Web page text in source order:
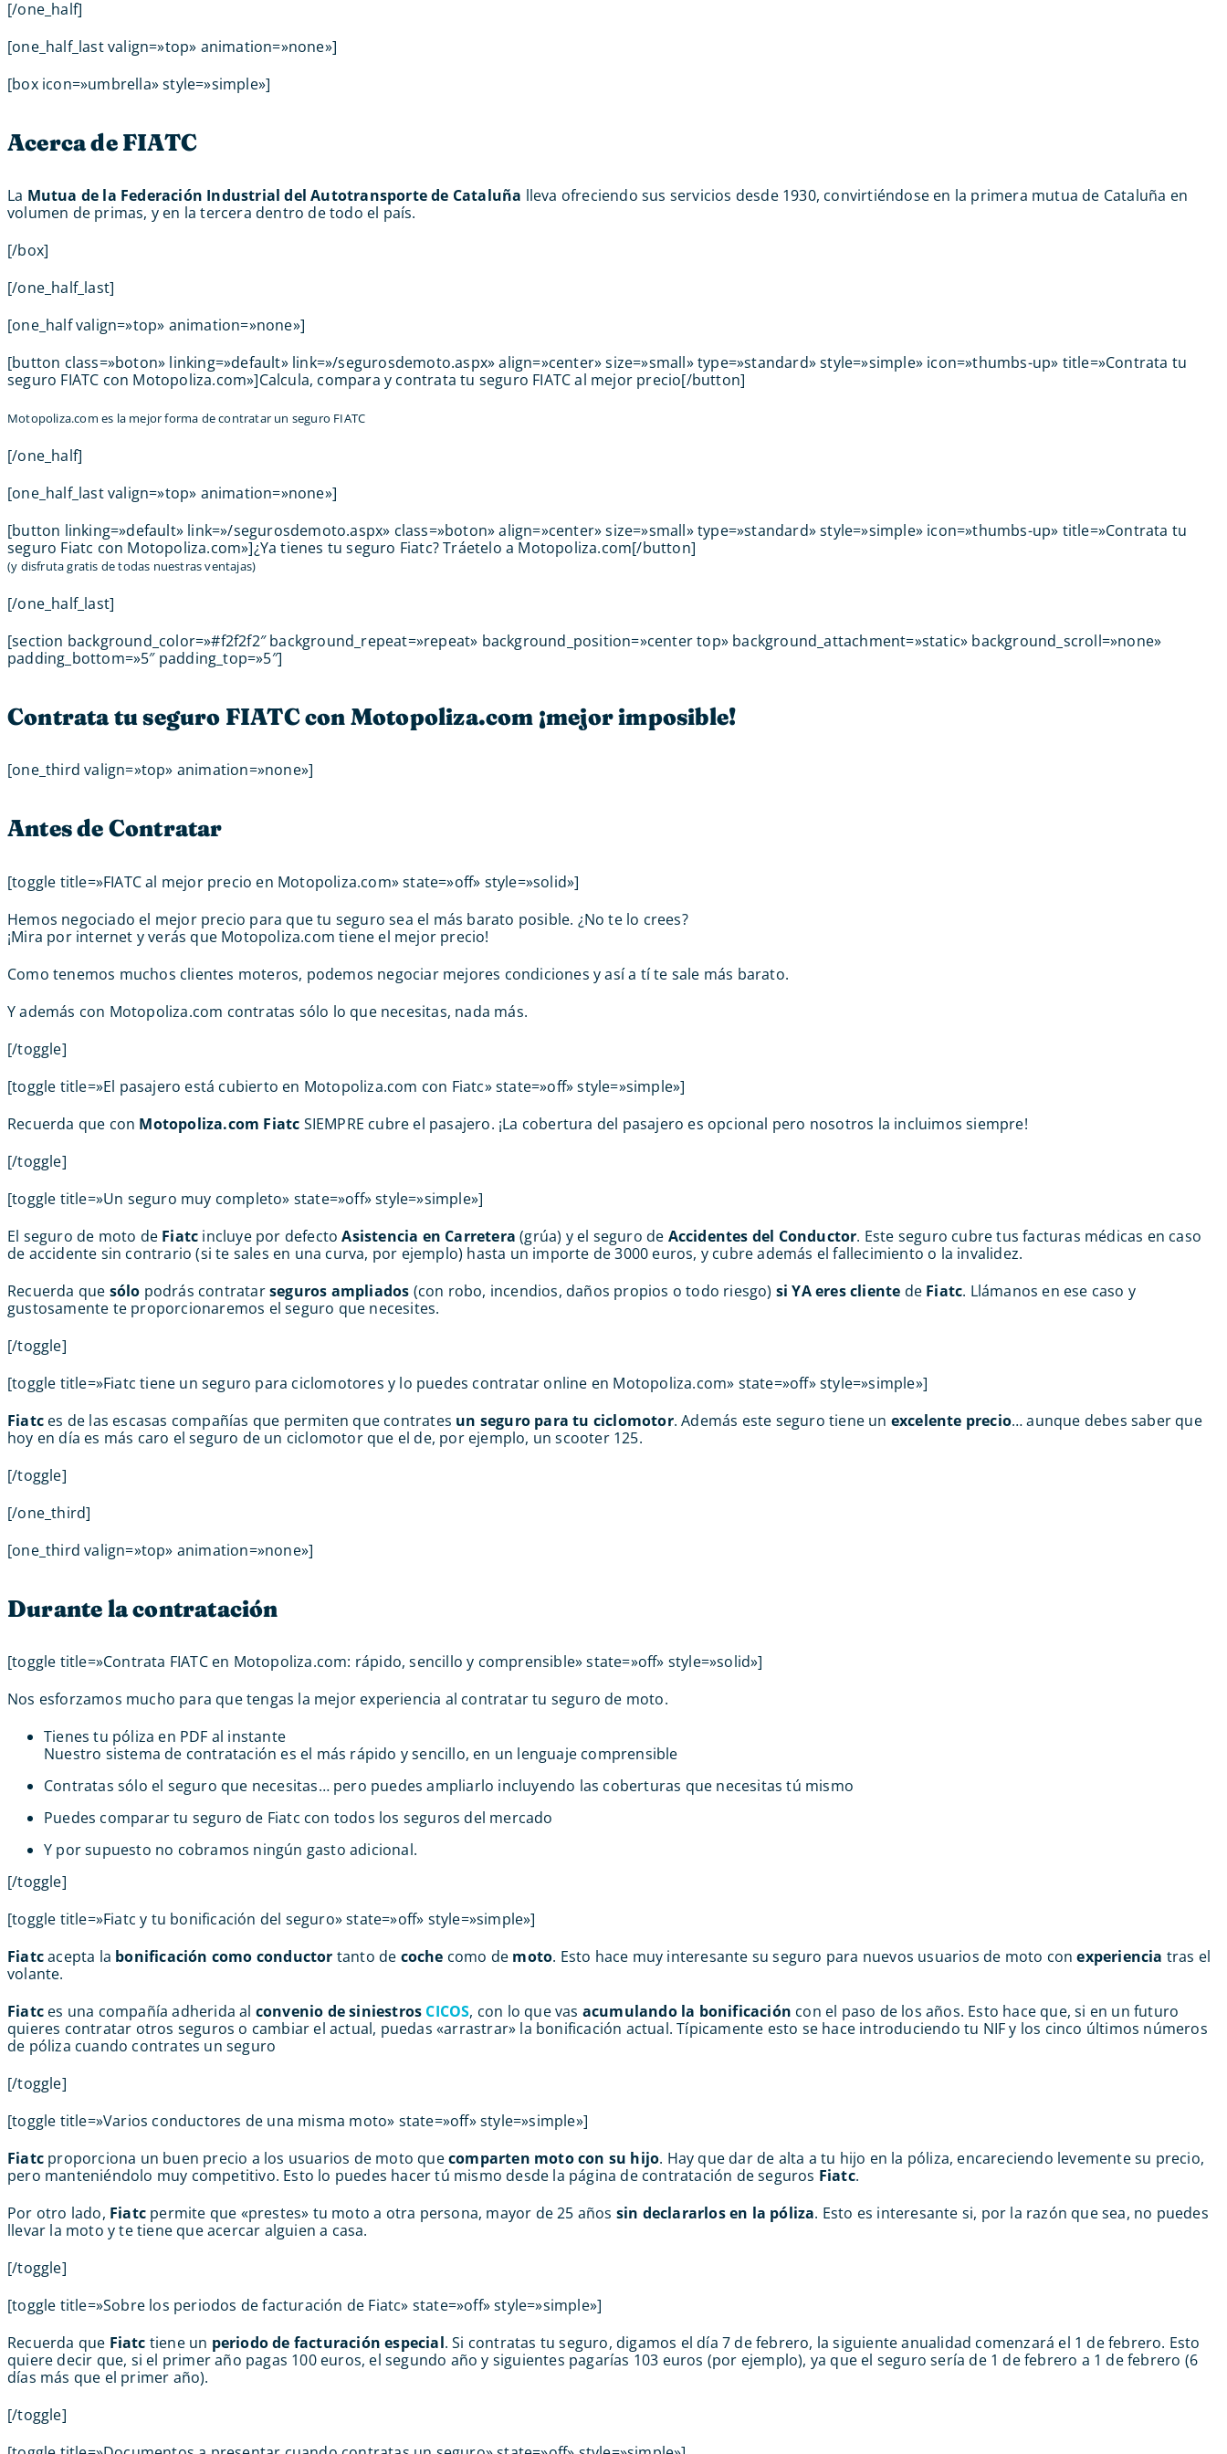
[/one_half]
[one_half_last valign=»top» animation=»none»]
[box icon=»umbrella» style=»simple»]
Acerca de FIATC
La Mutua de la Federación Industrial del Autotransporte de Cataluña lleva ofreciendo sus servicios desde 1930, convirtiéndose en la primera mutua de Cataluña en
volumen de primas, y en la tercera dentro de todo el país.
[/box]
[/one_half_last]
[one_half valign=»top» animation=»none»]
[button class=»boton» linking=»default» link=»/segurosdemoto.aspx» align=»center» size=»small» type=»standard» style=»simple» icon=»thumbs-up» title=»Contrata tu
seguro FIATC con Motopoliza.com»]Calcula, compara y contrata tu seguro FIATC al mejor precio[/button]
Motopoliza.com es la mejor forma de contratar un seguro FIATC
[/one_half]
[one_half_last valign=»top» animation=»none»]
[button linking=»default» link=»/segurosdemoto.aspx» class=»boton» align=»center» size=»small» type=»standard» style=»simple» icon=»thumbs-up» title=»Contrata tu
seguro Fiatc con Motopoliza.com»]¿Ya tienes tu seguro Fiatc? Tráetelo a Motopoliza.com[/button]
(y disfruta gratis de todas nuestras ventajas)
[/one_half_last]
[section background_color=»#f2f2f2″ background_repeat=»repeat» background_position=»center top» background_attachment=»static» background_scroll=»none»
padding_bottom=»5″ padding_top=»5″]
Contrata tu seguro FIATC con Motopoliza.com ¡mejor imposible!
[one_third valign=»top» animation=»none»]
Antes de Contratar
[toggle title=»FIATC al mejor precio en Motopoliza.com» state=»off» style=»solid»]
Hemos negociado el mejor precio para que tu seguro sea el más barato posible. ¿No te lo crees?
¡Mira por internet y verás que Motopoliza.com tiene el mejor precio!
Como tenemos muchos clientes moteros, podemos negociar mejores condiciones y así a tí te sale más barato.
Y además con Motopoliza.com contratas sólo lo que necesitas, nada más.
[/toggle]
[toggle title=»El pasajero está cubierto en Motopoliza.com con Fiatc» state=»off» style=»simple»]
Recuerda que con Motopoliza.com Fiatc SIEMPRE cubre el pasajero. ¡La cobertura del pasajero es opcional pero nosotros la incluimos siempre!
[/toggle]
[toggle title=»Un seguro muy completo» state=»off» style=»simple»]
El seguro de moto de Fiatc incluye por defectoAsistencia en Carretera (grúa) y el seguro de Accidentes del Conductor. Este seguro cubre tus facturas médicas en caso
de accidente sin contrario (si te sales en una curva, por ejemplo) hasta un importe de 3000 euros, y cubre además el fallecimiento o la invalidez.
Recuerda que sólo podrás contratarseguros ampliados (con robo, incendios, daños propios o todo riesgo) si YA eres cliente de Fiatc. Llámanos en ese caso y
gustosamente te proporcionaremos el seguro que necesites.
[/toggle]
[toggle title=»Fiatc tiene un seguro para ciclomotores y lo puedes contratar online en Motopoliza.com» state=»off» style=»simple»]
Fiatc es de las escasas compañías que permiten que contrates un seguro para tu ciclomotor. Además este seguro tiene un excelente precio… aunque debes saber que
hoy en día es más caro el seguro de un ciclomotor que el de, por ejemplo, un scooter 125.
[/toggle]
[/one_third]
[one_third valign=»top» animation=»none»]
Durante la contratación
[toggle title=»Contrata FIATC en Motopoliza.com: rápido, sencillo y comprensible» state=»off» style=»solid»]
Nos esforzamos mucho para que tengas la mejor experiencia al contratar tu seguro de moto.
Tienes tu póliza en PDF al instante
Nuestro sistema de contratación es el más rápido y sencillo, en un lenguaje comprensible
Contratas sólo el seguro que necesitas… pero puedes ampliarlo incluyendo las coberturas que necesitas tú mismo
Puedes comparar tu seguro de Fiatc con todos los seguros del mercado
Y por supuesto no cobramos ningún gasto adicional.
[/toggle]
[toggle title=»Fiatc y tu bonificación del seguro» state=»off» style=»simple»]
Fiatcacepta la bonificación como conductor tanto de coche como de moto. Esto hace muy interesante su seguro para nuevos usuarios de moto conexperiencia tras el
volante.
Fiatc es una compañía adherida al convenio de siniestros CICOS, con lo que vas acumulando la bonificación con el paso de los años. Esto hace que, si en un futuro
quieres contratar otros seguros o cambiar el actual, puedas «arrastrar» la bonificación actual. Típicamente esto se hace introduciendo tu NIF y los cinco últimos números
de póliza cuando contrates un seguro
[/toggle]
[toggle title=»Varios conductores de una misma moto» state=»off» style=»simple»]
Fiatc proporciona un buen precio a los usuarios de moto quecomparten moto con su hijo. Hay que dar de alta a tu hijo en la póliza, encareciendo levemente su precio,
pero manteniéndolo muy competitivo. Esto lo puedes hacer tú mismo desde la página de contratación de seguros Fiatc.
Por otro lado, Fiatc permite que «prestes» tu moto a otra persona, mayor de 25 años sin declararlos en la póliza. Esto es interesante si, por la razón que sea, no puedes
llevar la moto y te tiene que acercar alguien a casa.
[/toggle]
[toggle title=»Sobre los periodos de facturación de Fiatc» state=»off» style=»simple»]
Recuerda que Fiatc tiene un periodo de facturación especial. Si contratas tu seguro, digamos el día 7 de febrero, la siguiente anualidad comenzará el 1 de febrero. Esto
quiere decir que, si el primer año pagas 100 euros, el segundo año y siguientes pagarías 103 euros (por ejemplo), ya que el seguro sería de 1 de febrero a 1 de febrero (6
días más que el primer año).
[/toggle]